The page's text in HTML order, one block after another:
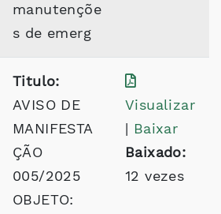
manutençõe
s de emerg
Titulo:
AVISO DE
MANIFESTA
ÇÃO
005/2025
OBJETO:
Visualizar
| Baixar
Baixado:
12 vezes